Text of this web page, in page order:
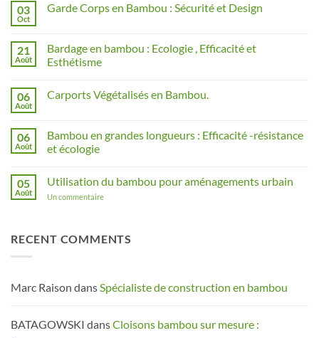
03
Oct
Garde Corps en Bambou : Sécurité et Design
Garde
Corps
en
Sécurité
21
Août
Bardage en bambou : Ecologie , Efficacité et
Esthétisme
sur
Bardage
Ecologie
Esthétisme
06
Août
Carports Végétalisés en Bambou.
Carports
Végétalisés
en
06
Août
Bambou en grandes longueurs : Efficacité -résistance
et écologie
sur
en
Efficacité
-
05
Août
Utilisation du bambou pour aménagements urbain
Un commentairesur
aménagements
RECENT COMMENTS
Marc Raison dans Spécialiste de construction en bambou
BATAGOWSKI dansCloisons bambou sur mesure :